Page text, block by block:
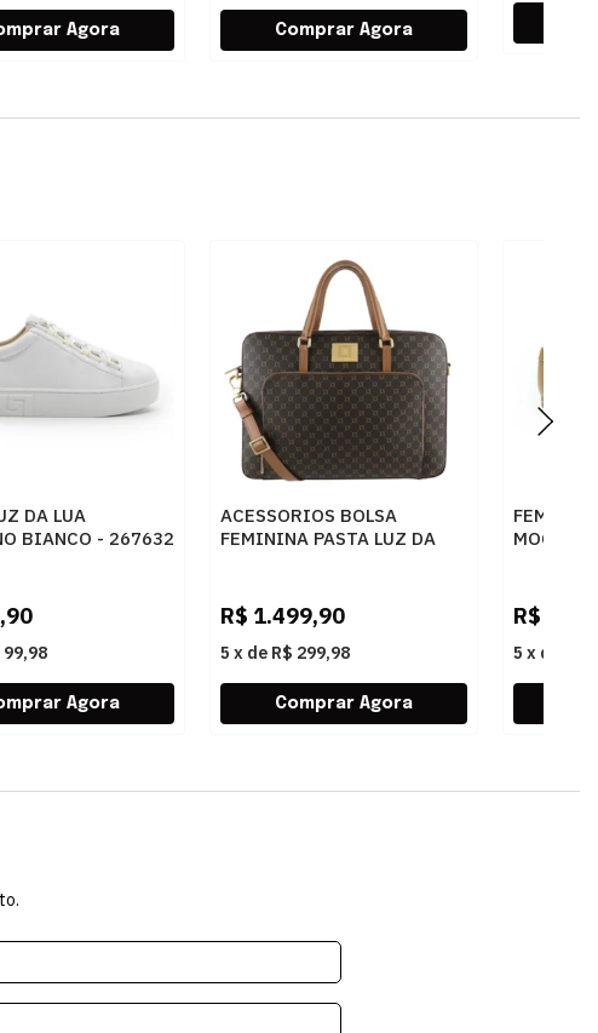
DA LUA
BIANCO - 267632
99,98
ACESSORIOS BOLSA
FEMININA PASTA LUZ DA
R$ 1.499,90
5 x de R$ 299,98
R$
5 x de